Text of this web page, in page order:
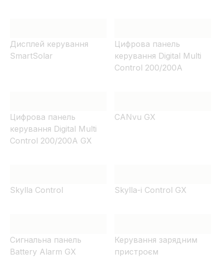
Дисплей керування
SmartSolar
Цифрова панель
керування Digital Multi
Control 200/200A
Цифрова панель
керування Digital Multi
Control 200/200A GX
CANvu GX
Skylla Control Skylla-i Control GX
Сигнальна панель
Battery Alarm GX
Керування зарядним
пристроєм